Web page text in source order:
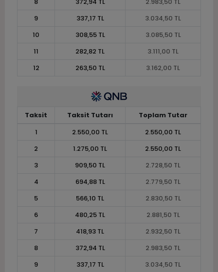
9
337,17 TL
3.034,50 TL
10
308,55 TL
3.085,50 TL
11
282,82 TL
3.111,00 TL
12
263,50 TL 3.162,00 TL
Taksit Taksit Tutarı
Toplam Tutar
1
2.550,00 TL
2.550,00 TL
2
1.275,00 TL
2.550,00 TL
3
909,50 TL
2.728,50 TL
4
694,88 TL
2.779,50 TL
5
566,10 TL
2.830,50 TL
6
480,25 TL
2.881,50 TL
7
418,93 TL
2.932,50 TL
8
372,94 TL
2.983,50 TL
9
337,17 TL 3.034,50 TL